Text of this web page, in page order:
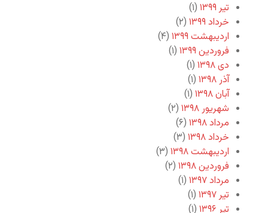
تیر ۱۳۹۹
(۱)
خرداد ۱۳۹۹
(۲)
اردیبهشت ۱۳۹۹
(۴)
فروردین ۱۳۹۹
(۱)
دی ۱۳۹۸
(۱)
آذر ۱۳۹۸
(۱)
آبان ۱۳۹۸
(۱)
شهریور ۱۳۹۸
(۲)
مرداد ۱۳۹۸
(۶)
خرداد ۱۳۹۸
(۳)
اردیبهشت ۱۳۹۸
(۳)
فروردین ۱۳۹۸
(۲)
مرداد ۱۳۹۷
(۱)
تیر ۱۳۹۷
(۱)
تیر ۱۳۹۶
(۱)